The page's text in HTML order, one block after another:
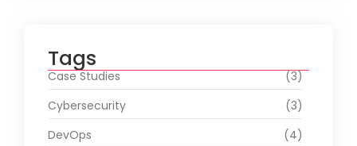
Tags
Case Studies
(3)
Cybersecurity
(3)
DevOps
(4)